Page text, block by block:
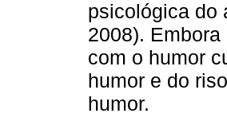
psicológica do
2008).
com o humor
humor e do
humor.